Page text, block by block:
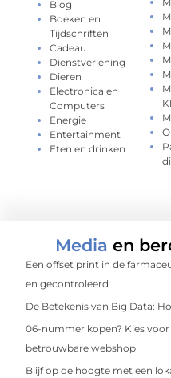
Blog
Boeken en
Tijdschriften
Cadeau
Dienstverlening
Dieren
Electronica en
Computers
Energie
Entertainment
Eten en drinken
Media en
Een offset print in de
en gecontroleerd
De Betekenis van Big Data:
06-nummer kopen? Kies
betrouwbare webshop
Blijf op de hoogte met een